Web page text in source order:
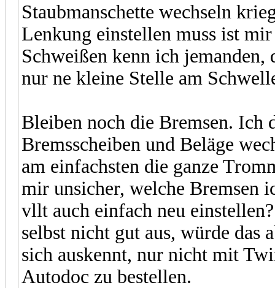
Staubmanschette wechseln
Lenkung einstellen muss ist
Schweißen kenn ich
nur ne kleine Stelle am
Bleiben noch die Bremsen. Ich
Bremsscheiben und Beläge
am einfachsten die ganze
mir unsicher, welche Bremsen
vllt auch einfach neu
selbst nicht gut aus, würde das
sich auskennt, nur nicht mit
Autodoc zu bestellen.